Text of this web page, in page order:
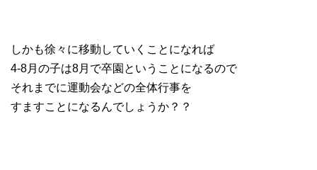
しかも徐々に移動していくことになれば
4-8月の子は8月で卒園ということになるので
それまでに運動会などの全体行事を
すますことになるんでしょうか？？